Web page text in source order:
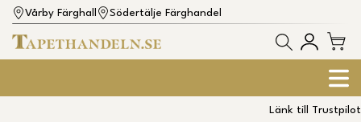
Vårby Färghall Södertälje Färghandel
Länk till Trustpilot